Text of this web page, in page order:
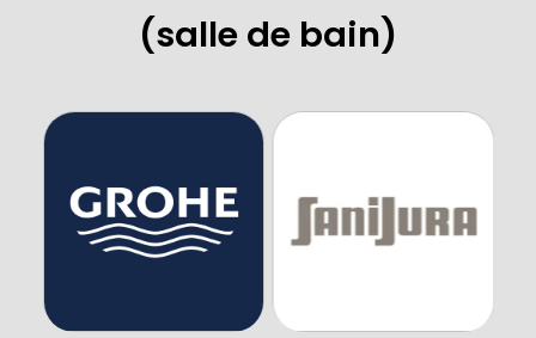
(salle de bain)